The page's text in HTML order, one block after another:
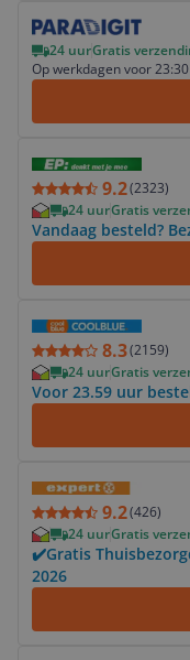
24 uurGratis
Op werkdagen voor
Bekijk product
9.2(2323)
24 uurGratis
Vandaag besteld?
8.3(2159)
24 uurGratis
Voor 23.59 uur
9.2(426)
24 uurGratis
✔️Gratis
2026